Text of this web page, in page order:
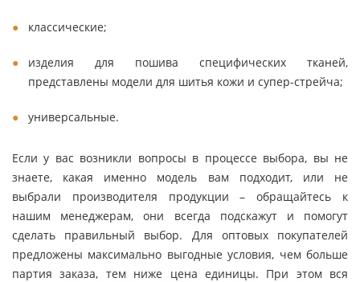
классические;
изделия для пошива специфических тканей,
представлены модели для шитья кожи и супер-стрейча;
универсальные.
Если у вас возникли вопросы в процессе выбора, вы не
знаете, какая именно модель вам подходит, или не
выбрали производителя продукции – обращайтесь к
нашим менеджерам, они всегда подскажут и помогут
сделать правильный выбор. Для оптовых покупателей
предложены максимально выгодные условия, чем больше
партия заказа, тем ниже цена единицы. При этом вся